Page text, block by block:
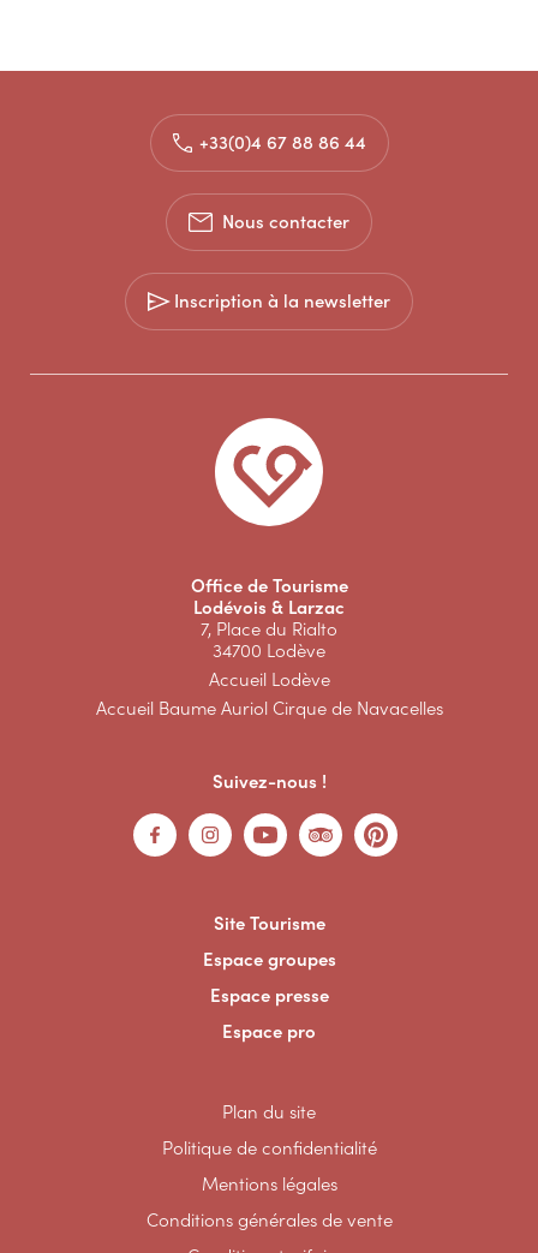
+33(0)4 67 88 86 44
Nous contacter
Inscription à la newsletter
Office de Tourisme
Lodévois & Larzac
7, Place du Rialto
34700 Lodève
Accueil Lodève
Accueil Baume Auriol Cirque de Navacelles
Suivez-nous !
Site Tourisme
Espace groupes
Espace presse
Espace pro
Plan du site
Politique de confidentialité
Mentions légales
Conditions générales de vente